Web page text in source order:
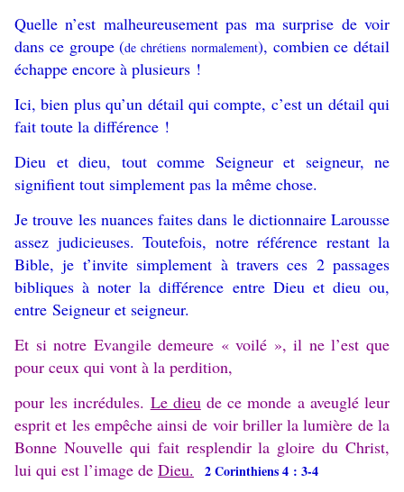
Quelle n’est malheureusement pas ma surprise de voir
dans ce groupe (de chrétiens normalement), combien ce détail
échappe encore à plusieurs !
Ici, bien plus qu’un détail qui compte, c’est un détail qui
fait toute la différence !
Dieu et dieu, tout comme Seigneur et seigneur, ne
signifient tout simplement pas la même chose.
Je trouve les nuances faites dans le dictionnaire Larousse
assez judicieuses. Toutefois, notre référence restant la
Bible, je t’invite simplement à travers ces 2 passages
bibliques à noter la différence entre Dieu et dieu ou,
entre Seigneur et seigneur.
Et si notre Evangile demeure « voilé », il ne l’est que
pour ceux qui vont à la perdition,
pour les incrédules. Le dieude ce monde a aveuglé leur
esprit et les empêche ainsi de voir briller la lumière de la
Bonne Nouvelle qui fait resplendir la gloire du Christ,
lui qui est l’image de Dieu. 2 Corinthiens 4 : 3-4